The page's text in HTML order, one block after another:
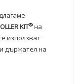
KIT®на
използват
държател на